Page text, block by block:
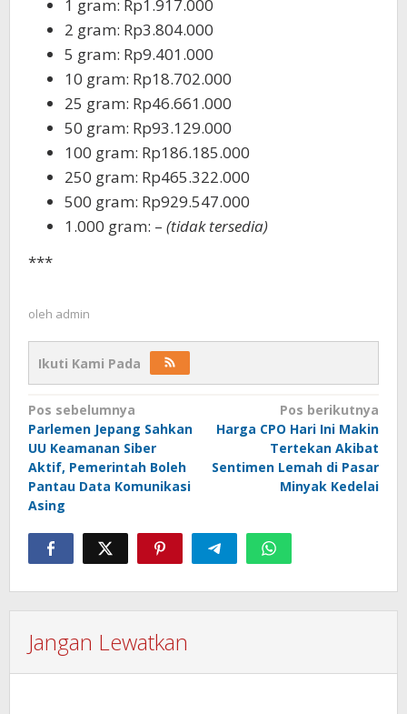
1 gram: Rp1.917.000
2 gram: Rp3.804.000
5 gram: Rp9.401.000
10 gram: Rp18.702.000
25 gram: Rp46.661.000
50 gram: Rp93.129.000
100 gram: Rp186.185.000
250 gram: Rp465.322.000
500 gram: Rp929.547.000
1.000 gram: – (tidak tersedia)
***
oleh admin
Ikuti Kami Pada
Navigasi
pos
Pos sebelumnya
Parlemen Jepang Sahkan
UU Keamanan Siber
Aktif, Pemerintah Boleh
Pantau Data Komunikasi
Asing
Pos berikutnya
Harga CPO Hari Ini Makin
Tertekan Akibat
Sentimen Lemah di Pasar
Minyak Kedelai
Jangan Lewatkan